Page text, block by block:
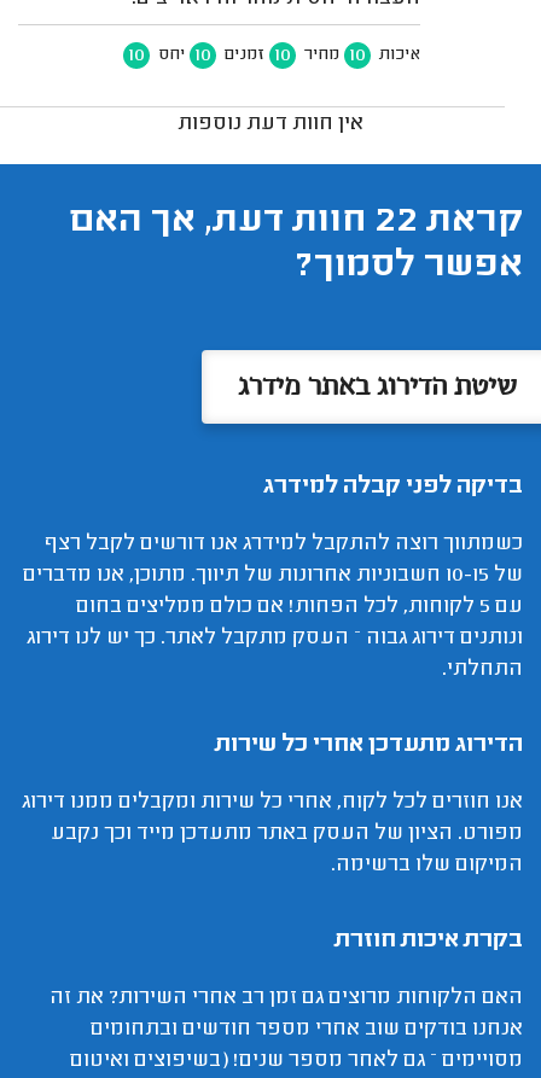
איכות 10 מחיר 10 זמנים 10 יחס 10
אין חוות דעת נוספות
קראת 22 חוות דעת, אך האם
אפשר לסמוך?
שיטת הדירוג באתר מידרג
בדיקה לפני קבלה למידרג
כשמתווך רוצה להתקבל למידרג אנו דורשים לקבל רצף
של 10-15 חשבוניות אחרונות של תיווך. מתוכן, אנו מדברים
עם 5 לקוחות, לכל הפחות! אם כולם ממליצים בחום
ונותנים דירוג גבוה – העסק מתקבל לאתר. כך יש לנו דירוג
התחלתי.
הדירוג מתעדכן אחרי כל שירות
אנו חוזרים לכל לקוח, אחרי כל שירות ומקבלים ממנו דירוג
מפורט. הציון של העסק באתר מתעדכן מייד וכך נקבע
המיקום שלו ברשימה.
בקרת איכות חוזרת
האם הלקוחות מרוצים גם זמן רב אחרי השירות? את זה
אנחנו בודקים שוב אחרי מספר חודשים ובתחומים
מסויימים – גם לאחר מספר שנים! (בשיפוצים ואיטום